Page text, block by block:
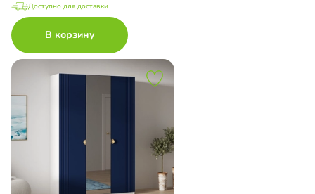
Доступно для доставки
В корзину